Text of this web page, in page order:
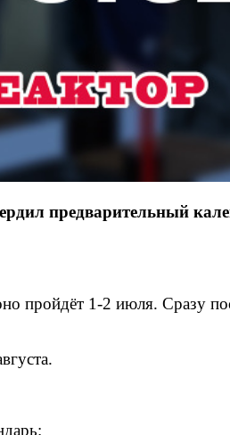
предварительный
пройдёт 1-2 июля. Сразу